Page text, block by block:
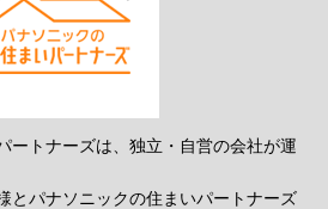
ートナーズは、独立・自営の会社が運
とパナソニックの住まいパートナーズ